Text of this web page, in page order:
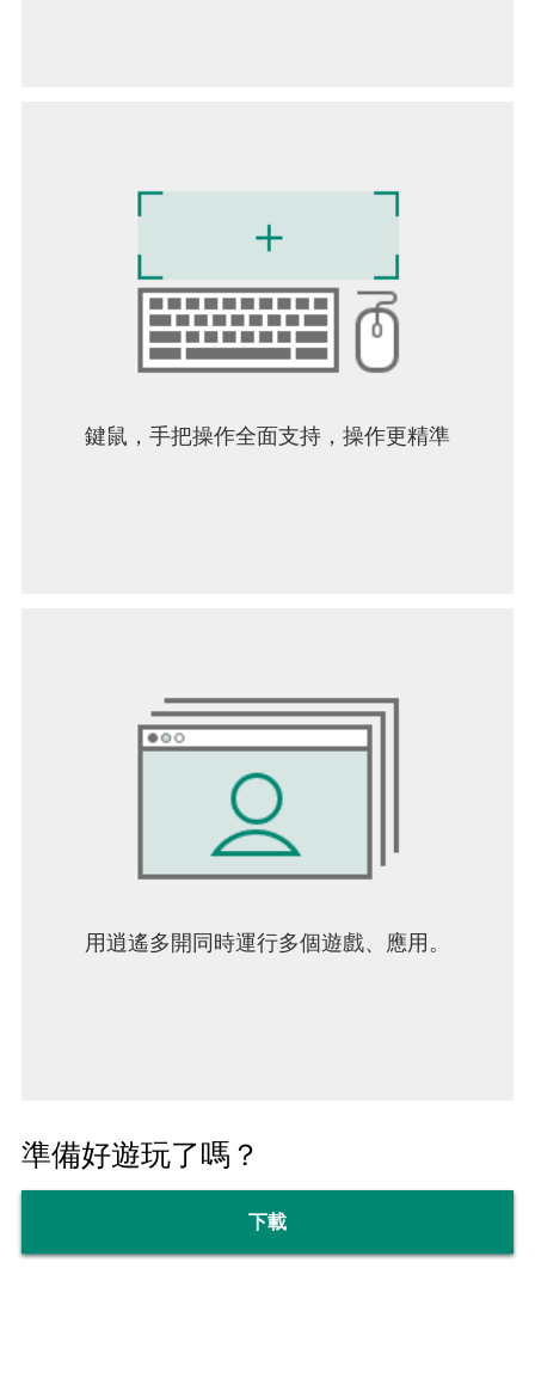
EA在下列網址發佈通知30天後，可能將其線上功能
收回：ea.com/zh-tw/service-updates。
鍵鼠，手把操作全面支持，操作更精準
用逍遙多開同時運行多個遊戲、應用。
準備好遊玩了嗎？
下載